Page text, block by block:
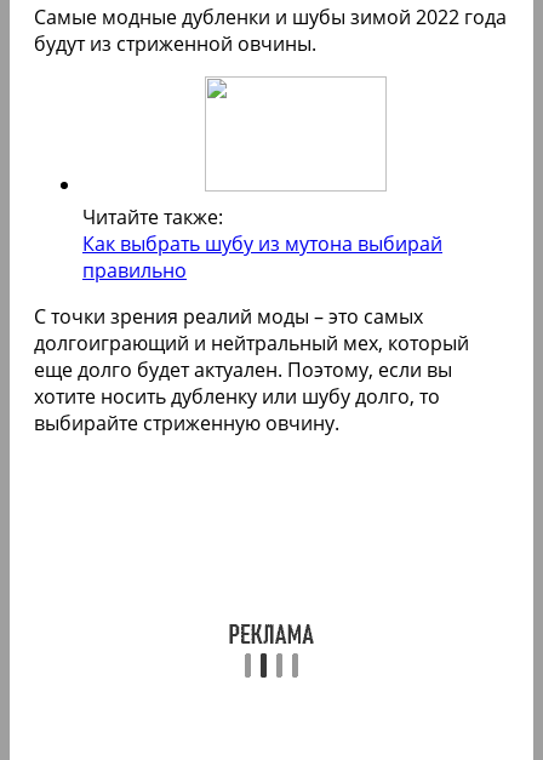
Самые модные дубленки и шубы зимой 2022 года
будут из стриженной овчины.
Читайте также:
Как выбрать шубу из мутона выбирай
правильно
С точки зрения реалий моды – это самых
долгоиграющий и нейтральный мех, который
еще долго будет актуален. Поэтому, если вы
хотите носить дубленку или шубу долго, то
выбирайте стриженную овчину.